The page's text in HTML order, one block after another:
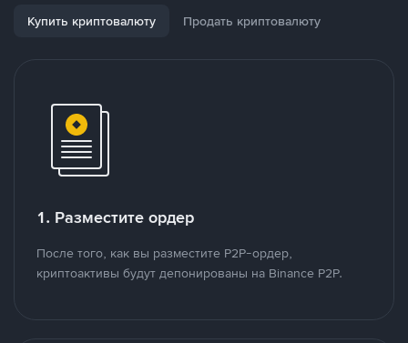
Купить криптовалюту Продать криптовалюту
1. Разместите ордер
После того, как вы разместите P2P-ордер,
криптоактивы будут депонированы на Binance P2P.